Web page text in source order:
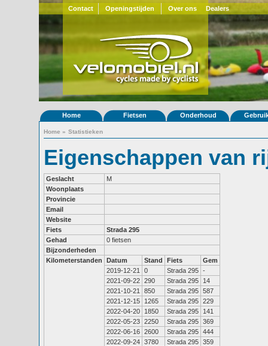
Contact Openingstijden Over ons Dealers
Home Fietsen Onderhoud
Home » Statistieken
Eigenschappen van
Geslacht
M
Woonplaats
Provincie
Email
Website
Fiets
Strada 295
Gehad
0 fietsen
Bijzonderheden
Kilometerstanden
Datum Stand Fiets
Gem
2019-12-21
0 Strada 295 -
2021-09-22 290 Strada 295
14
2021-10-21
850 Strada 295 587
2021-12-15
1265 Strada 295 229
2022-04-20
1850 Strada 295
141
2022-05-23 2250 Strada 295 369
2022-06-16 2600 Strada 295 444
2022-09-24 3780 Strada 295 359